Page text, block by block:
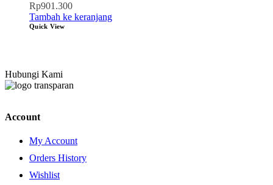
Rp901.300
Tambah ke keranjang
Quick View
Hubungi Kami
Account
My Account
Orders History
Wishlist